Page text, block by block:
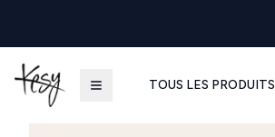
TOUS LES PRODUITS